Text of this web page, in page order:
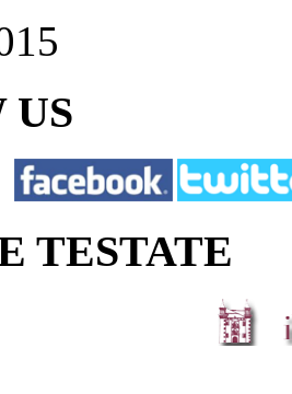
US
TESTATE